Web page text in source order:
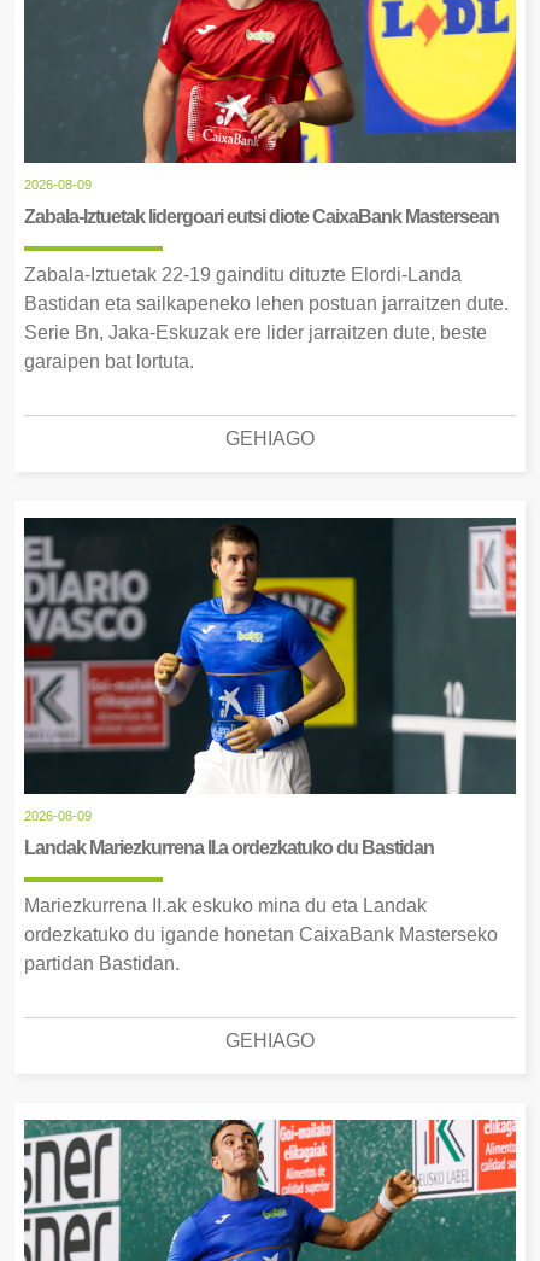
2026-08-09
Zabala-Iztuetak lidergoari eutsi diote CaixaBank Mastersean
Zabala-Iztuetak 22-19 gainditu dituzte Elordi-Landa
Bastidan eta sailkapeneko lehen postuan jarraitzen dute.
Serie Bn, Jaka-Eskuzak ere lider jarraitzen dute, beste
garaipen bat lortuta.
GEHIAGO
2026-08-09
Landak Mariezkurrena II.a ordezkatuko du Bastidan
Mariezkurrena II.ak eskuko mina du eta Landak
ordezkatuko du igande honetan CaixaBank Masterseko
partidan Bastidan.
GEHIAGO